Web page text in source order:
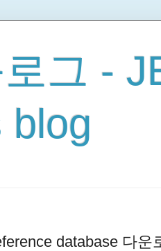
그 -
blog
database 다운